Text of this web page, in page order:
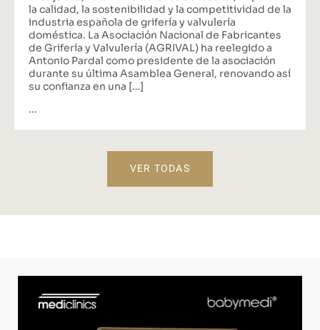
la calidad, la sostenibilidad y la competitividad de la
industria española de grifería y valvulería
doméstica. La Asociación Nacional de Fabricantes
de Grifería y Valvulería (AGRIVAL) ha reelegido a
Antonio Pardal como presidente de la asociación
durante su última Asamblea General, renovando así
su confianza en una […]
...
VER TODAS